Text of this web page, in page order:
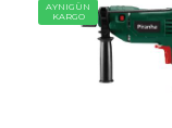
AYNIGÜN
KARGO